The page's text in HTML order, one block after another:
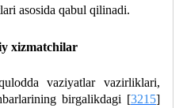
asosida qabul qilinadi.
xizmatchilar
vaziyatlar vazirliklari,
birgalikdagi [3215]